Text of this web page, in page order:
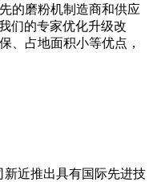
的磨粉机制造商和供应
们的专家优化升级改
、占地面积小等优点，
近推出具有国际先进技